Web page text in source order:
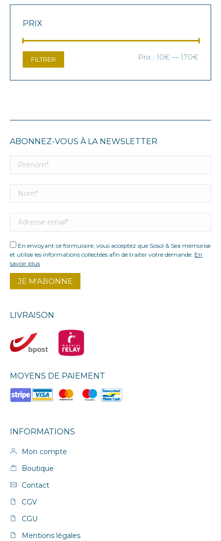
PRIX
Prix
Prix
FILTRER Prix : 10€ — 170€
ABONNEZ-VOUS À LA NEWSLETTER
En envoyant ce formulaire, vous acceptez que Sosol & Sea mémorise
et utilise les informations collectées afin de traiter votre demande. En
savoir plus
LIVRAISON
MOYENS DE PAIEMENT
INFORMATIONS
Mon compte
Boutique
Contact
CGV
CGU
Mentions légales